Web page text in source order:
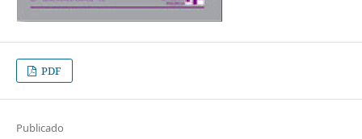
PDF
Publicado